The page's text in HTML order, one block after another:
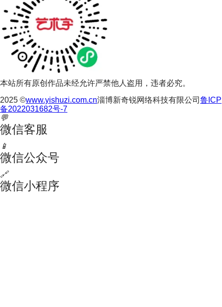
本站所有原创作品未经允许严禁他人盗用，违者必究。
2025 ©www.yishuzi.com.cn淄博新奇锐网络科技有限公司 鲁ICP
备2022031682号-7
💬
微信客服
📱
微信公众号
🔗
微信小程序